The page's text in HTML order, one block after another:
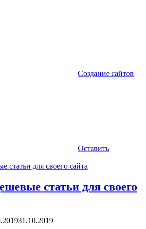
Создание сайтов
Оставить
статьи для своего
31.10.2019